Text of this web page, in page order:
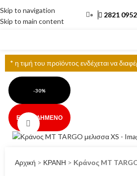
Skip to navigation
Skip to main content
2821
* η τιμή του προϊόντος ενδέχεται να
-30%
ΕΞΑΝΤΛΗΜΈΝΟ
Click to enlarge
Αρχική > ΚΡΑΝΗ > Κράνος MT